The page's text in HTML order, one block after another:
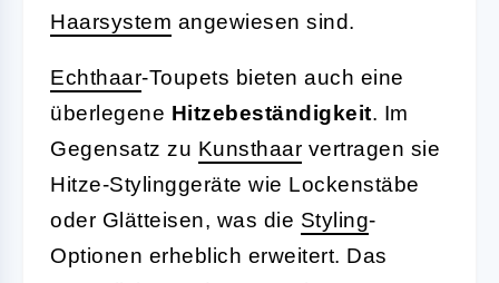
Haarsystem angewiesen sind.
Echthaar-Toupets bieten auch eine
überlegene Hitzebeständigkeit. Im
Gegensatz zu Kunsthaar vertragen sie
Hitze-Stylinggeräte wie Lockenstäbe
oder Glätteisen, was die Styling-
Optionen erheblich erweitert. Das